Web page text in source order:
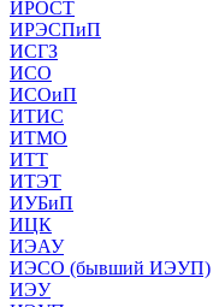
ИРОСТ
ИРЭСПиП
ИСГЗ
ИСО
ИСОиП
ИТИС
ИТМО
ИТТ
ИТЭТ
ИУБиП
ИЦК
ИЭАУ
ИЭСО (бывший ИЭУП)
ИЭУ